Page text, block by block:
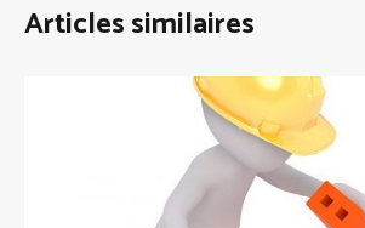
Articles similaires